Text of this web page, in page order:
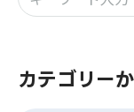
カテゴリー